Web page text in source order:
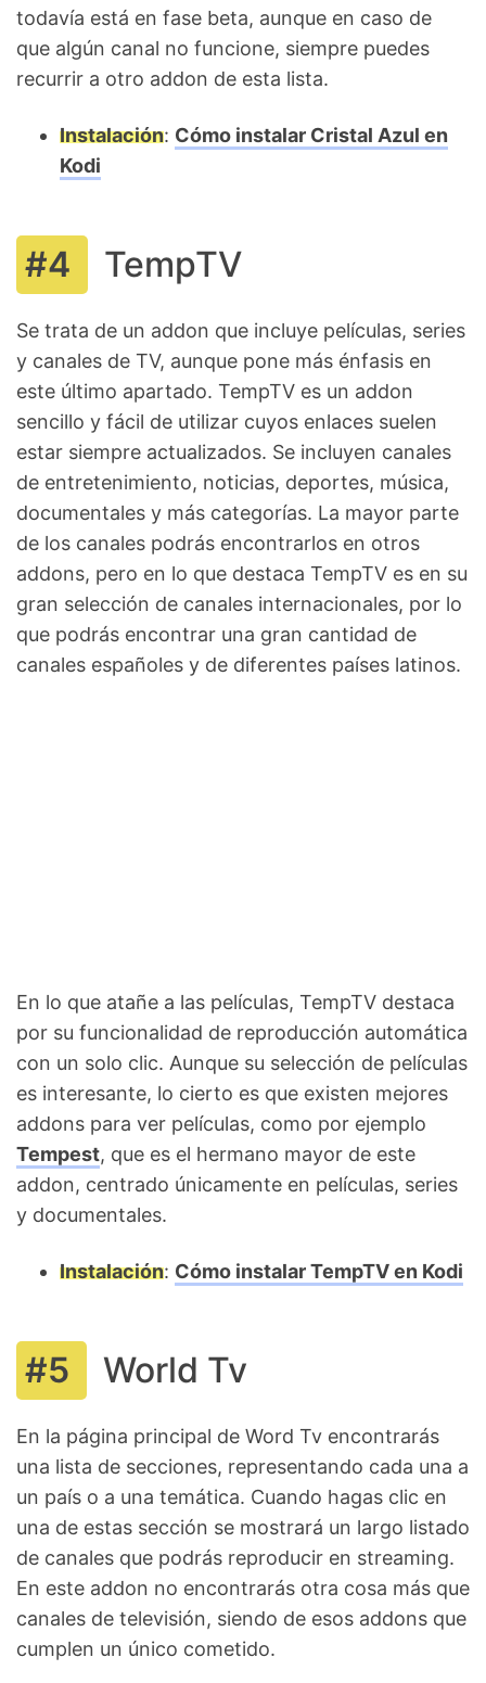
todavía está en fase beta, aunque en caso de
que algún canal no funcione, siempre puedes
recurrir a otro addon de esta lista.
Instalación: Cómo instalar Cristal Azul en
Kodi
TempTV
Se trata de un addon que incluye películas, series
y canales de TV, aunque pone más énfasis en
este último apartado. TempTV es un addon
sencillo y fácil de utilizar cuyos enlaces suelen
estar siempre actualizados. Se incluyen canales
de entretenimiento, noticias, deportes, música,
documentales y más categorías. La mayor parte
de los canales podrás encontrarlos en otros
addons, pero en lo que destaca TempTV es en su
gran selección de canales internacionales, por lo
que podrás encontrar una gran cantidad de
canales españoles y de diferentes países latinos.
En lo que atañe a las películas, TempTV destaca
por su funcionalidad de reproducción automática
con un solo clic. Aunque su selección de películas
es interesante, lo cierto es que existen mejores
addons para ver películas, como por ejemplo
Tempest, que es el hermano mayor de este
addon, centrado únicamente en películas, series
y documentales.
Instalación: Cómo instalar TempTV en Kodi
World Tv
En la página principal de Word Tv encontrarás
una lista de secciones, representando cada una a
un país o a una temática. Cuando hagas clic en
una de estas sección se mostrará un largo listado
de canales que podrás reproducir en streaming.
En este addon no encontrarás otra cosa más que
canales de televisión, siendo de esos addons que
cumplen un único cometido.